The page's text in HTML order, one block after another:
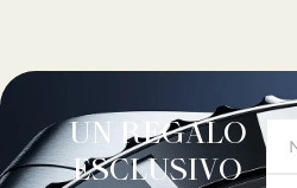
UN REGALO
ESCLUSIVO